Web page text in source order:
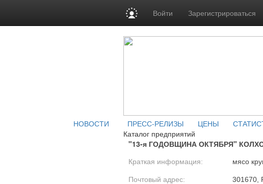
Войти Зарегистрироваться
НОВОСТИ ПРЕСС-РЕЛИЗЫ ЦЕНЫ
Каталог предприятий
"13-я ГОДОВЩИНА ОКТЯБРЯ"
Краткая информация: мясо
Почтовый адрес:
301670,